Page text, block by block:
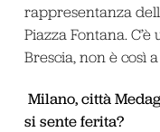
rappresentanza
Piazza Fontana.
Brescia, non è così
Milano, città
si sente ferita?